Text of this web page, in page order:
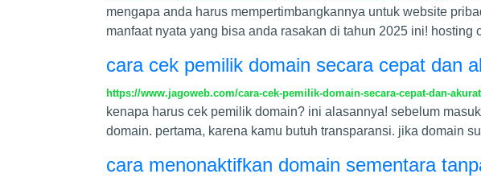
mengapa anda harus mempertimbangkannya untuk website
manfaat nyata yang bisa anda rasakan di tahun 2025 ini! hosting
cara cek pemilik domain secara cepat dan
https://www.jagoweb.com/cara-cek-pemilik-domain-secara-cepat-dan-
kenapa harus cek pemilik domain? ini alasannya! sebelum
domain. pertama, karena kamu butuh transparansi. jika domain
cara menonaktifkan domain sementara